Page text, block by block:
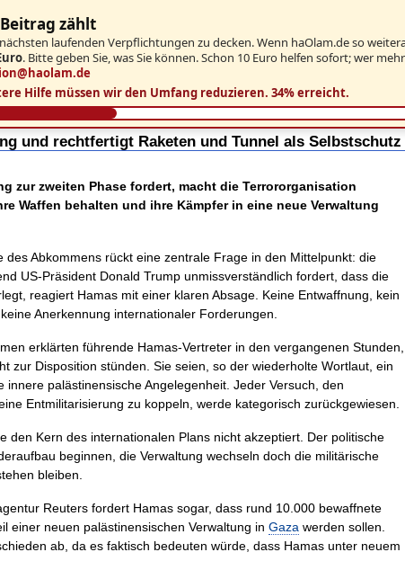
zählt
laufenden Verpflichtungen zu decken. Wenn haOlam.de so
. Bitte geben Sie, was Sie können. Schon 10 Euro helfen sofort; wer
Hilfe müssen wir den Umfang reduzieren. 34% erreicht.
und rechtfertigt Raketen und Tunnel als Selbstschutz
zur zweiten Phase fordert, macht die Terrororganisation
Waffen behalten und ihre Kämpfer in eine neue Verwaltung
des Abkommens rückt eine zentrale Frage in den Mittelpunkt: die
US-Präsident Donald Trump unmissverständlich fordert, dass die
reagiert Hamas mit einer klaren Absage. Keine Entwaffnung, kein
Anerkennung internationaler Forderungen.
erklärten führende Hamas-Vertreter in den vergangenen Stunden,
zur Disposition stünden. Sie seien, so der wiederholte Wortlaut, ein
innere palästinensische Angelegenheit. Jeder Versuch, den
Entmilitarisierung zu koppeln, werde kategorisch zurückgewiesen.
den Kern des internationalen Plans nicht akzeptiert. Der politische
beginnen, die Verwaltung wechseln doch die militärische
bleiben.
Reuters fordert Hamas sogar, dass rund 10.000 bewaffnete
einer neuen palästinensischen Verwaltung inGaza werden sollen.
ab, da es faktisch bedeuten würde, dass Hamas unter neuem